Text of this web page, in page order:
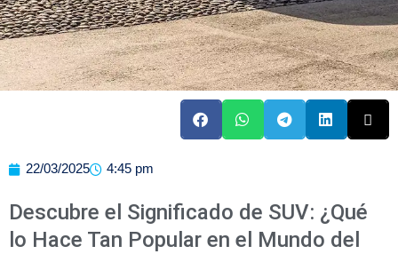
22/03/2025 4:45 pm
Descubre el Significado de SUV: ¿Qué
lo Hace Tan Popular en el Mundo del